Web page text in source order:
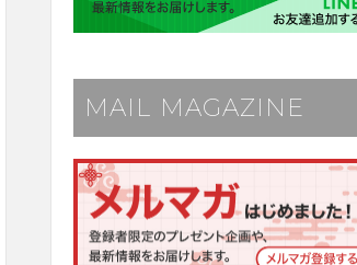
MAIL MAGAZINE